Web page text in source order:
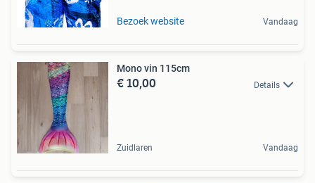
Bezoek website Vandaag
Mono vin 115cm
€ 10,00 Details
Zuidlaren Vandaag